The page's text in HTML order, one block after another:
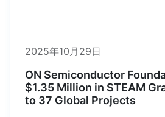
2025年10月29日
ON Semiconductor
$1.35 Million in STEAM
to 37 Global Projects